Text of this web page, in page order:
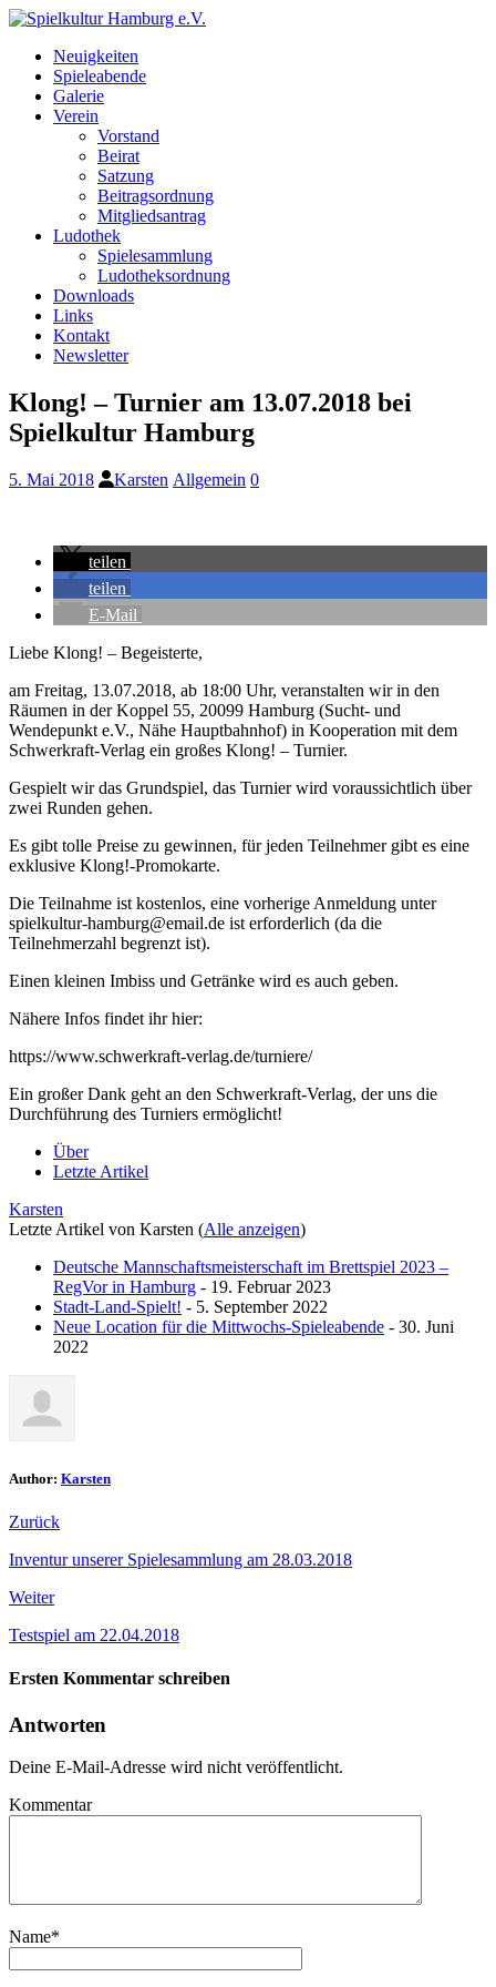
Neuigkeiten
Spieleabende
Galerie
Verein
Vorstand
Beirat
Satzung
Beitragsordnung
Mitgliedsantrag
Ludothek
Spielesammlung
Ludotheksordnung
Downloads
Links
Kontakt
Newsletter
Klong! – Turnier am 13.07.2018 bei
Spielkultur Hamburg
5. Mai 2018 Karsten Allgemein 0
teilen
teilen
E-Mail
Liebe Klong! – Begeisterte,
am Freitag, 13.07.2018, ab 18:00 Uhr, veranstalten wir in den
Räumen in der Koppel 55, 20099 Hamburg (Sucht- und
Wendepunkt e.V., Nähe Hauptbahnhof) in Kooperation mit dem
Schwerkraft-Verlag ein großes Klong! – Turnier.
Gespielt wir das Grundspiel, das Turnier wird voraussichtlich über
zwei Runden gehen.
Es gibt tolle Preise zu gewinnen, für jeden Teilnehmer gibt es eine
exklusive Klong!-Promokarte.
Die Teilnahme ist kostenlos, eine vorherige Anmeldung unter
spielkultur-hamburg@email.de ist erforderlich (da die
Teilnehmerzahl begrenzt ist).
Einen kleinen Imbiss und Getränke wird es auch geben.
Nähere Infos findet ihr hier:
https://www.schwerkraft-verlag.de/turniere/
Ein großer Dank geht an den Schwerkraft-Verlag, der uns die
Durchführung des Turniers ermöglicht!
Über
Letzte Artikel
Karsten
Letzte Artikel von Karsten (Alle anzeigen)
Deutsche Mannschaftsmeisterschaft im Brettspiel 2023 –
RegVor in Hamburg - 19. Februar 2023
Stadt-Land-Spielt! - 5. September 2022
Neue Location für die Mittwochs-Spieleabende - 30. Juni
2022
Author: Karsten
Zurück
Inventur unserer Spielesammlung am 28.03.2018
Weiter
Testspiel am 22.04.2018
Ersten Kommentar schreiben
Antworten
Deine E-Mail-Adresse wird nicht veröffentlicht.
Kommentar
Name*